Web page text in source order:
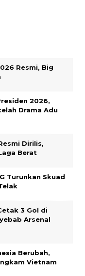
Resmi, Big
2026,
Drama Adu
Dirilis,
Berat
Turunkan Skuad
3 Gol di
Arsenal
Berubah,
Vietnam